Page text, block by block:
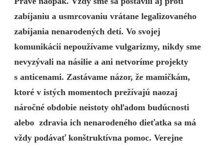
zabíjaniu a usmrcovaniu vrátane legalizovaného
zabíjania nenarodených detí. Vo svojej
komunikácii nepoužívame vulgarizmy, nikdy sme
nevyzývali na násilie a ani netvoríme projekty
s anticenami. Zastávame názor, že mamičkám,
ktoré v istých momentoch prežívajú naozaj
náročné obdobie neistoty ohľadom budúcnosti
alebo zdravia ich nenarodeného dieťatka sa má
vždy podávať konštruktívna pomoc. Verejne